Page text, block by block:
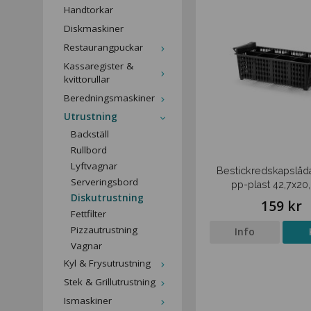
Handtorkar
Diskmaskiner
Restaurangpuckar
Kassaregister &
kvittorullar
Beredningsmaskiner
Utrustning
Backställ
Rullbord
Lyftvagnar
Serveringsbord
Diskutrustning
Fettfilter
Pizzautrustning
Vagnar
Kyl & Frysutrustning
Stek & Grillutrustning
Ismaskiner
pp-plast
159 kr
Info